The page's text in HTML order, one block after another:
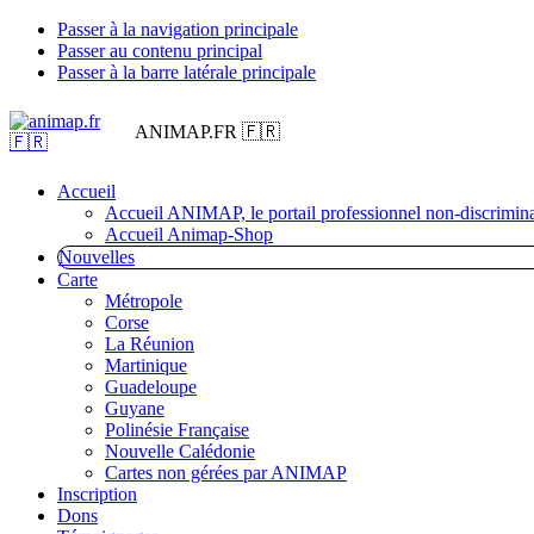
Passer à la navigation principale
Passer au contenu principal
Passer à la barre latérale principale
ANIMAP.FR 🇫🇷
Accueil
Accueil ANIMAP, le portail professionnel non-
Accueil Animap-Shop
Nouvelles
Carte
Métropole
Corse
La Réunion
Martinique
Guadeloupe
Guyane
Polinésie Française
Nouvelle Calédonie
Cartes non gérées par ANIMAP
Inscription
Dons